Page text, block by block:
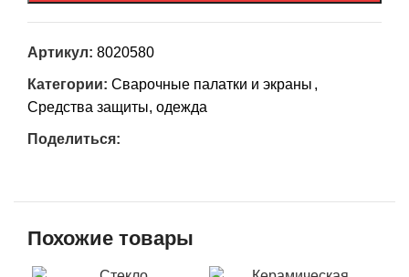
Артикул: 8020580
Категории: Сварочные палатки и экраны ,
Средства защиты, одежда
Поделиться:
Похожие товары